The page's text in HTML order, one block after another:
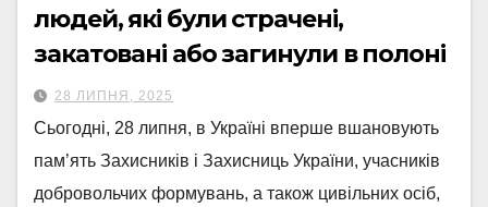
людей, які були страчені,
закатовані або загинули в полоні
28 ЛИПНЯ, 2025
Сьогодні, 28 липня, в Україні вперше вшановують
пам’ять Захисників і Захисниць України, учасників
добровольчих формувань, а також цивільних осіб,